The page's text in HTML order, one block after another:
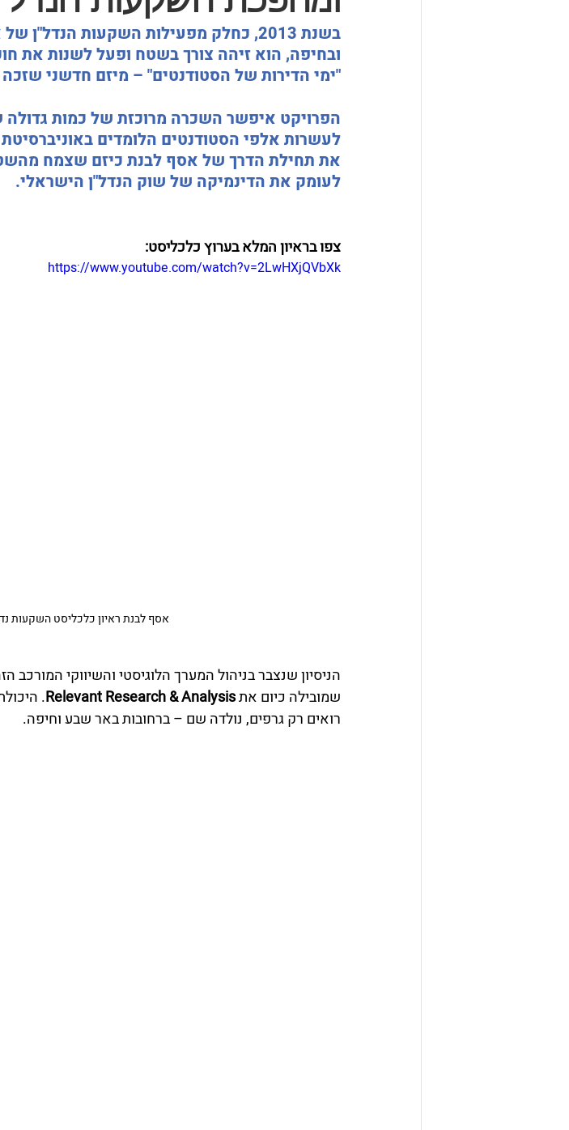
בשנת 2013, כחלק מפעילות השקעות
ובחיפה, הוא זיהה צורך בשטח ופעל לשנות את
"ימי הדירות של הסטודנטים" – מיזם חדשני
הפרויקט איפשר השכרה מרוכזת של כמות גדולה
לעשרות אלפי הסטודנטים הלומדים באוניברסיטת
את תחילת הדרך של אסף לבנת כיזם שצמח
לעומק את הדינמיקה של שוק הנדל"ן הישראלי.
צפו בראיון המלא בערוץ כלכליסט:
https://www.youtube.com/watch?v=2LwHXjQVbXk
אסף לבנת ראיון כלכליסט השקעות
הניסיון שנצבר בניהול המערך הלוגיסטי והשיווקי המורכב
שמובילה כיום את Relevant Research & Analysis
.
רואים רק גרפים, נולדה שם – ברחובות באר שבע וחיפה.